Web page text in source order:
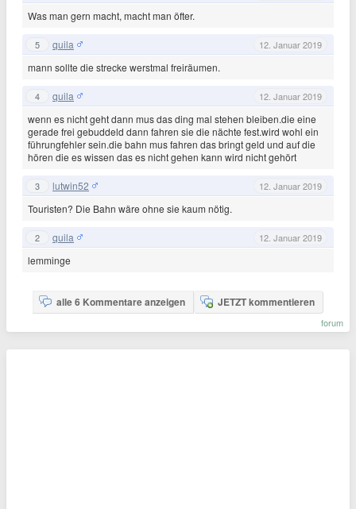
Was man gern macht, macht man öfter.
5 quila 12. Januar 2019
mann sollte die strecke werstmal freiräumen.
4 quila 12. Januar 2019
wenn es nicht geht dann mus das ding mal stehen bleiben.die eine
gerade frei gebuddeld dann fahren sie die nächte fest.wird wohl ein
führungfehler sein.die bahn mus fahren das bringt geld und auf die
hören die es wissen das es nicht gehen kann wird nicht gehört
3 lutwin52 12. Januar 2019
Touristen? Die Bahn wäre ohne sie kaum nötig.
2 quila 12. Januar 2019
lemminge
alle 6 Kommentare anzeigen JETZT kommentieren
forum